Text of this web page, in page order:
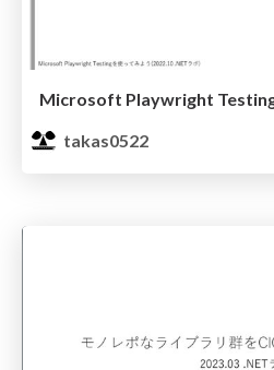
Microsoft Playwright
takas0522